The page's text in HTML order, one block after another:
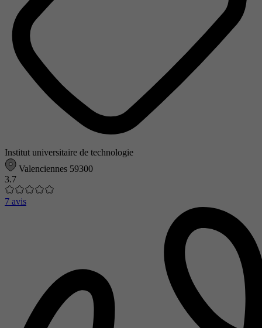
Institut universitaire de technologie
Valenciennes 59300
3.7
7 avis